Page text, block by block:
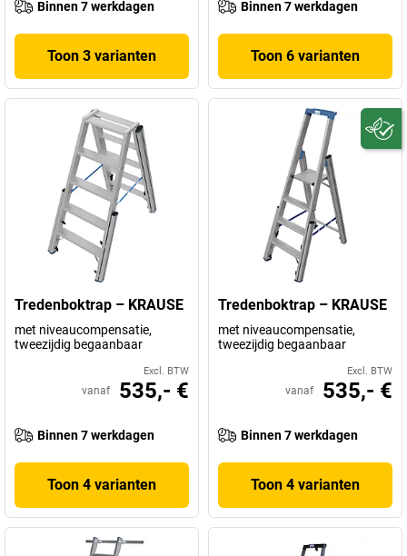
Binnen 7 werkdagen
Toon 3 varianten
Binnen 7 werkdagen
Toon 6 varianten
Tredenboktrap – KRAUSE
met niveaucompensatie,
tweezijdig begaanbaar
Excl. BTW
vanaf 535,- €
Binnen 7 werkdagen
Toon 4 varianten
Tredenboktrap – KRAUSE
met niveaucompensatie,
tweezijdig begaanbaar
Excl. BTW
vanaf 535,- €
Binnen 7 werkdagen
Toon 4 varianten